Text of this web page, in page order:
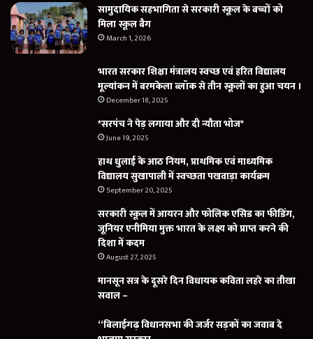
सामुदायिक सहभागिता से सरकारी स्कूल के बच्चों को
मिला स्कूल बैग
March 1, 2026
भारत सरकार शिक्षा मंत्रालय स्वच्छ एवं हरित विद्यालय
मूल्यांकन में बरमकेला ब्लॉक से तीन स्कूलों का हुआ चयन ।
December 18, 2025
*सरपंच ने पेड़ लगाया और दी न्यौता भोज*
June 19, 2025
हाथ धुलाई के आठ नियम, प्राथमिक एवं माध्यमिक
विद्यालय सुखापाली में स्वच्छता पखवाड़ा कार्यक्रम
September 20, 2025
सरकारी स्कूल में आयरन और फोलिक एसिड का फीडिंग,
जूनियर एनीमिया मुक्त भारत के लक्ष्य को प्राप्त करने की
दिशा में कदम
August 27, 2025
मानसून सत्र के दूसरे दिन विधायक कविता लहरे का तीखा
सवाल –
“बिलाईगढ़ विधानसभा की जर्जर सड़कों का जवाब दे